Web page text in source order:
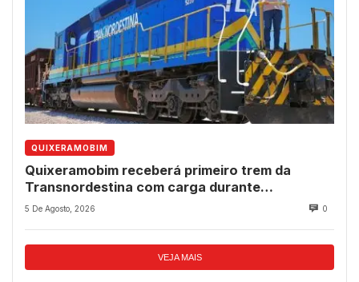
QUIXERAMOBIM
Quixeramobim receberá primeiro trem da
Transnordestina com carga durante
programação de aniversário do município
5 De Agosto, 2026 0
VEJA MAIS